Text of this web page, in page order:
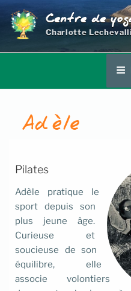
Aller
contenu
principal
Centre de
Charlotte
Adèle
Pilates
Adèle pratique le
sport depuis son
plus jeune âge.
Curieuse et
soucieuse de son
équilibre, elle
associe volontiers